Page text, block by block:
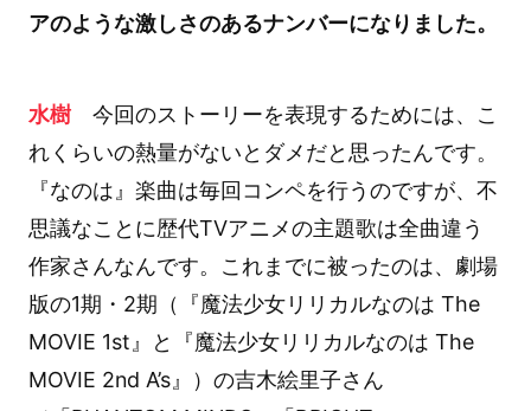
アのような激しさのあるナンバーになりました。
水樹今回のストーリーを表現するためには、こ
れくらいの熱量がないとダメだと思ったんです。
『なのは』楽曲は毎回コンペを行うのですが、不
思議なことに歴代TVアニメの主題歌は全曲違う
作家さんなんです。これまでに被ったのは、劇場
版の1期・2期（『魔法少女リリカルなのは The
MOVIE 1st』と『魔法少女リリカルなのは The
MOVIE 2nd A’s』）の吉木絵里子さん